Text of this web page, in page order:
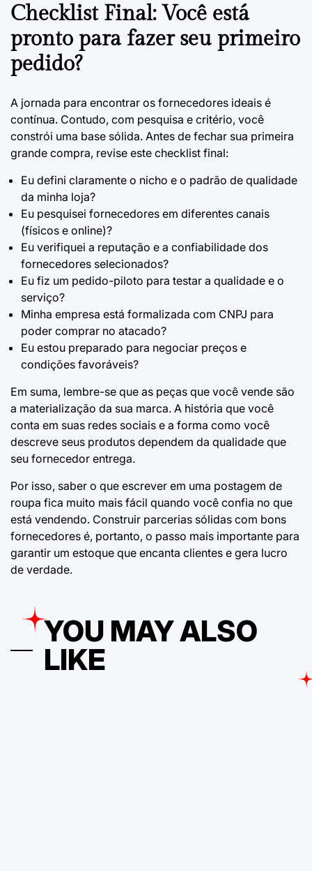
Checklist Final: Você está
pronto para fazer seu primeiro
pedido?
A jornada para encontrar os fornecedores ideais é
contínua. Contudo, com pesquisa e critério, você
constrói uma base sólida. Antes de fechar sua primeira
grande compra, revise este checklist final:
Eu defini claramente o nicho e o padrão de qualidade
da minha loja?
Eu pesquisei fornecedores em diferentes canais
(físicos e online)?
Eu verifiquei a reputação e a confiabilidade dos
fornecedores selecionados?
Eu fiz um pedido-piloto para testar a qualidade e o
serviço?
Minha empresa está formalizada com CNPJ para
poder comprar no atacado?
Eu estou preparado para negociar preços e
condições favoráveis?
Em suma, lembre-se que as peças que você vende são
a materialização da sua marca. A história que você
conta em suas redes sociais e a forma como você
descreve seus produtos dependem da qualidade que
seu fornecedor entrega.
Por isso, saber o que escrever em uma postagem de
roupa fica muito mais fácil quando você confia no que
está vendendo. Construir parcerias sólidas com bons
fornecedores é, portanto, o passo mais importante para
garantir um estoque que encanta clientes e gera lucro
de verdade.
YOU MAY ALSO
LIKE